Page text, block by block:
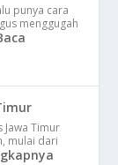
punya cara
menggugah
Jawa Timur
mulai dari